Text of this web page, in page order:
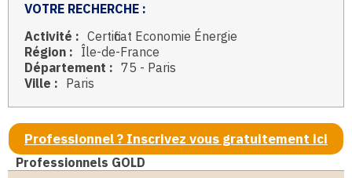
VOTRE RECHERCHE :
Activité : Certificat Economie Énergie
Région : Île-de-France
Département : 75 - Paris
Ville : Paris
Professionnel ? Inscrivez vous gratuitement ici
Professionnels GOLD